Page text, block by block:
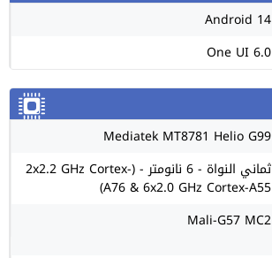
Android 14
One UI 6.0
Mediatek MT8781 Helio G99
ثماني النواة - 6 نانومتر - (2x2.2 GHz Cortex-
A76 & 6x2.0 GHz Cortex-A55)
Mali-G57 MC2